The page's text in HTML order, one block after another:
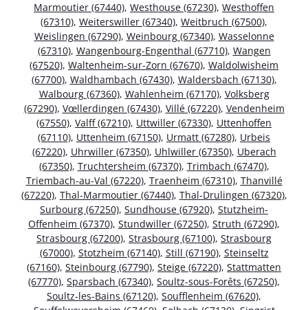
Marmoutier (67440), Westhouse (67230), Westhoffen
(67310), Weiterswiller (67340), Weitbruch (67500),
Weislingen (67290), Weinbourg (67340), Wasselonne
(67310), Wangenbourg-Engenthal (67710), Wangen
(67520), Waltenheim-sur-Zorn (67670), Waldolwisheim
(67700), Waldhambach (67430), Waldersbach (67130),
Walbourg (67360), Wahlenheim (67170), Volksberg
(67290), Vœllerdingen (67430), Villé (67220), Vendenheim
(67550), Valff (67210), Uttwiller (67330), Uttenhoffen
(67110), Uttenheim (67150), Urmatt (67280), Urbeis
(67220), Uhrwiller (67350), Uhlwiller (67350), Uberach
(67350), Truchtersheim (67370), Trimbach (67470),
Triembach-au-Val (67220), Traenheim (67310), Thanvillé
(67220), Thal-Marmoutier (67440), Thal-Drulingen (67320),
Surbourg (67250), Sundhouse (67920), Stutzheim-
Offenheim (67370), Stundwiller (67250), Struth (67290),
Strasbourg (67200), Strasbourg (67100), Strasbourg
(67000), Stotzheim (67140), Still (67190), Steinseltz
(67160), Steinbourg (67790), Steige (67220), Stattmatten
(67770), Sparsbach (67340), Soultz-sous-Forêts (67250),
Soultz-les-Bains (67120), Soufflenheim (67620),